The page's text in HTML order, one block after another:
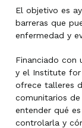
El objetivo es
barreras que
enfermedad y
Financiado con
y el Institute for
ofrece talleres
comunitarios
entender qué
controlarla y